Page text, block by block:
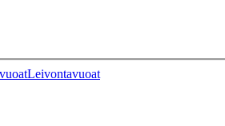
Leivontavuoat